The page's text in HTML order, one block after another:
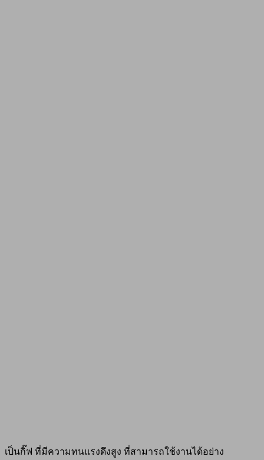
เป็นกิ๊ฟ ที่มีความทนแรงดึงสูง ที่สามารถใช้งานได้อย่าง